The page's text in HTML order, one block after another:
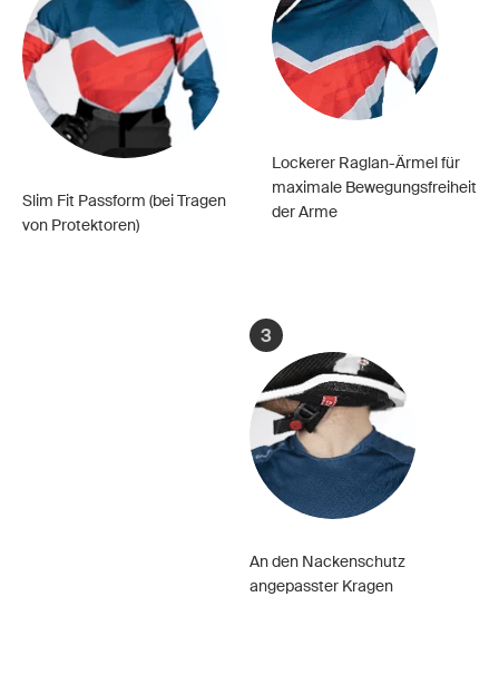
Slim Fit Passform (bei Tragen
von Protektoren)
Lockerer Raglan-Ärmel für
maximale Bewegungsfreiheit
der Arme
3
An den Nackenschutz
angepasster Kragen